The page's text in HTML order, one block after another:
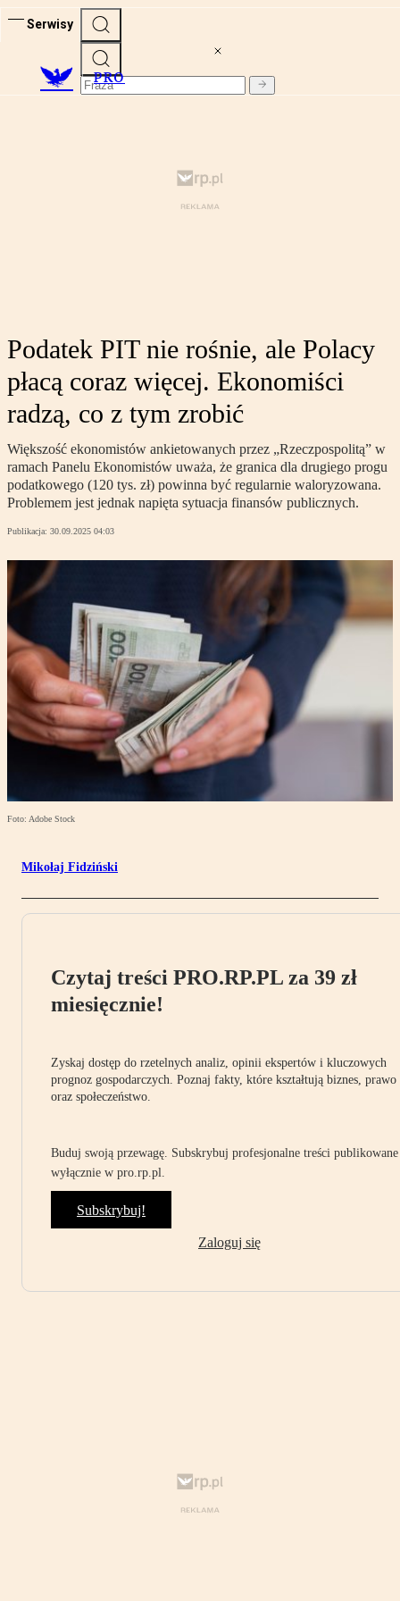
Serwisy
PRO
Podatek PIT nie rośnie, ale Polacy
płacą coraz więcej. Ekonomiści
radzą, co z tym zrobić
Większość ekonomistów ankietowanych przez „Rzeczpospolitą” w
ramach Panelu Ekonomistów uważa, że granica dla drugiego progu
podatkowego (120 tys. zł) powinna być regularnie waloryzowana.
Problemem jest jednak napięta sytuacja finansów publicznych.
Publikacja: 30.09.2025 04:03
Foto: Adobe Stock
Mikołaj Fidziński
Czytaj treści PRO.RP.PL za 39 zł
miesięcznie!
Zyskaj dostęp do rzetelnych analiz, opinii ekspertów i kluczowych
prognoz gospodarczych. Poznaj fakty, które kształtują biznes, prawo
oraz społeczeństwo.
Buduj swoją przewagę. Subskrybuj profesjonalne treści publikowane
wyłącznie w pro.rp.pl.
Subskrybuj!
Zaloguj się